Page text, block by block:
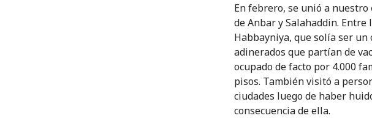
En febrero, se unió a
de Anbar y Salahaddin.
Habbayniya, que solía ser
adinerados que partían de
ocupado de facto por 4.000
pisos. También visitó a
ciudades luego de haber
consecuencia de ella.